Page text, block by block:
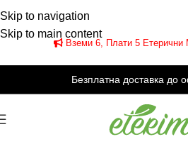
Skip to navigation
Skip to main content
Вземи 6, Плати 5 Етерични
Безплатна доставка до